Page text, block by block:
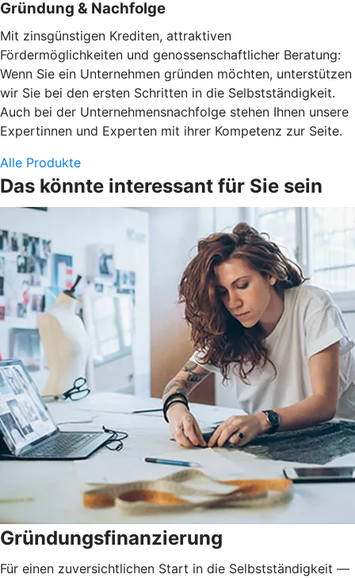
Gründung & Nachfolge
Mit zinsgünstigen Krediten, attraktiven
Fördermöglichkeiten und genossenschaftlicher Beratung:
Wenn Sie ein Unternehmen gründen möchten, unterstützen
wir Sie bei den ersten Schritten in die Selbstständigkeit.
Auch bei der Unternehmensnachfolge stehen Ihnen unsere
Expertinnen und Experten mit ihrer Kompetenz zur Seite.
Alle Produkte
Das könnte interessant für Sie sein
Gründungsfinanzierung
Für einen zuversichtlichen Start in die Selbstständigkeit —